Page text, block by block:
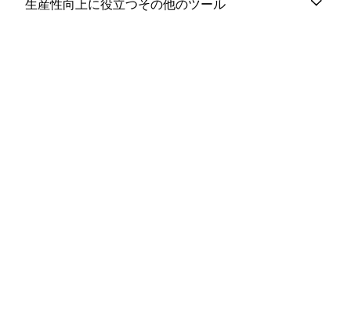
生産性向上に役立つその他のツール